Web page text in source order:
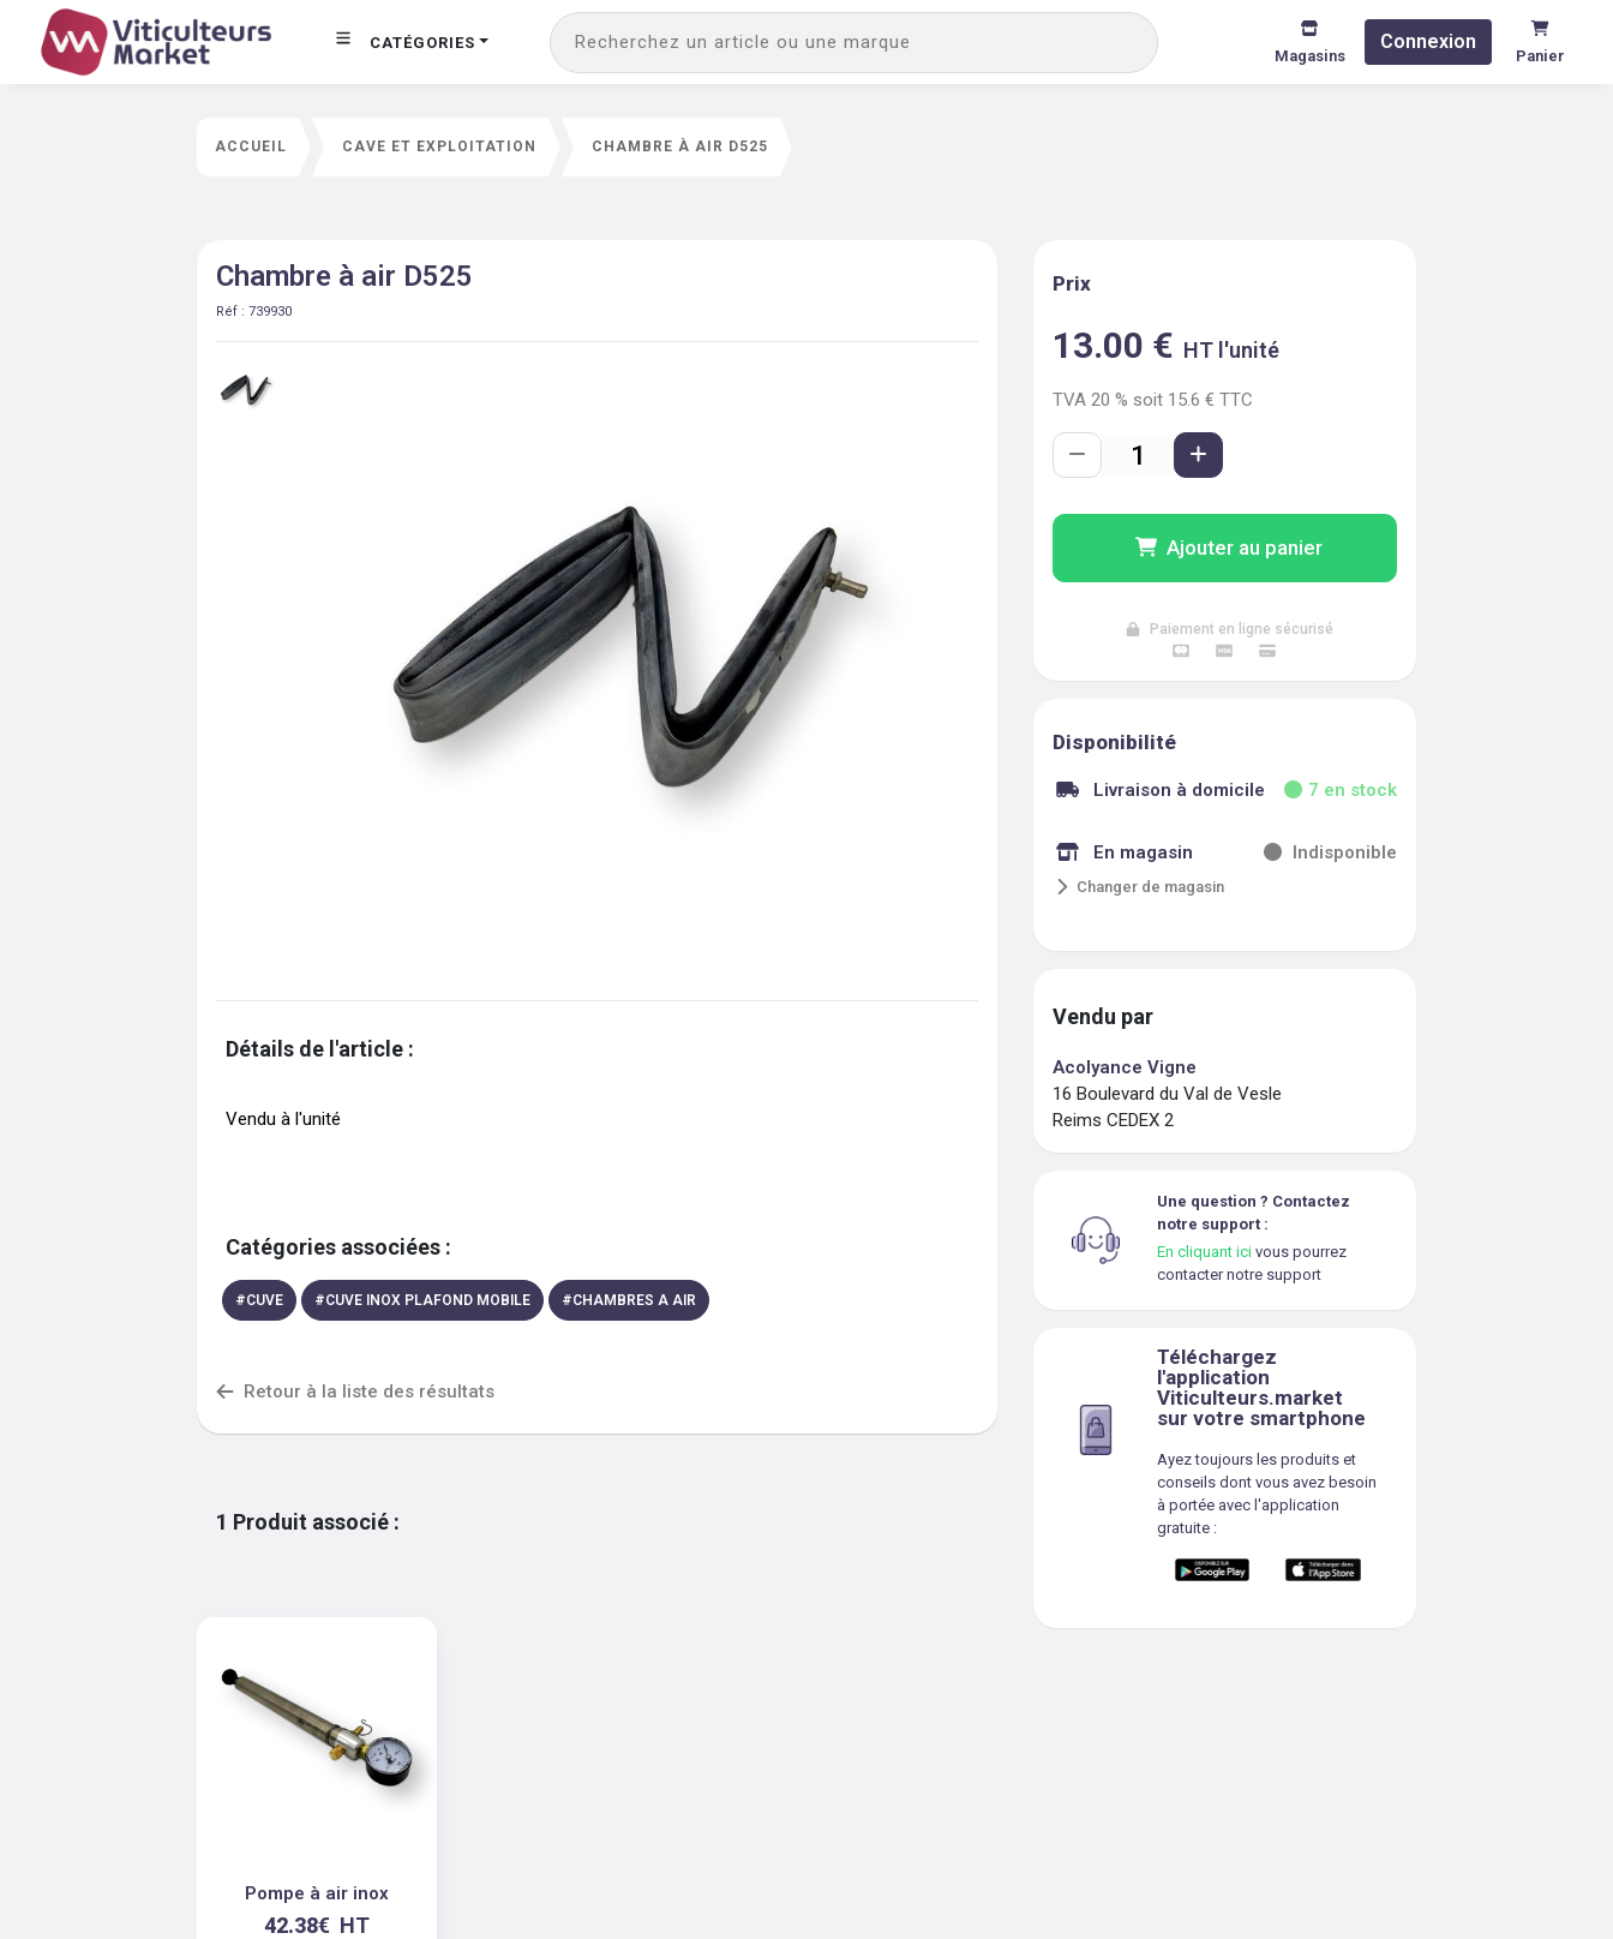
CATÉGORIES
Magasins
Connexion
Panier
ACCUEIL CAVE ET EXPLOITATION CHAMBRE À AIR D525
Chambre à air D525
Réf : 739930
Détails de l'article :
Vendu à l'unité
Catégories associées :
#CUVE #CUVE INOX PLAFOND MOBILE #CHAMBRES A AIR
Retour à la liste des résultats
1 Produit associé :
Pompe à air inox
42.38€ HT
Prix
13.00 € HT l'unité
TVA20 % soit 15.6 € TTC
Ajouter au panier
Paiement en ligne sécurisé
Disponibilité
Livraison à domicile 7 en stock
En magasin Indisponible
Changer de magasin
Vendu par
Acolyance Vigne
16 Boulevard du Val de Vesle
Reims CEDEX 2
Une question ? Contactez
notre support :
En cliquant ici vous pourrez
contacter notre support
Téléchargez
l'application
Viticulteurs.market
sur votre smartphone
Ayez toujours les produits et
conseils dont vous avez besoin
à portée avec l'application
gratuite :